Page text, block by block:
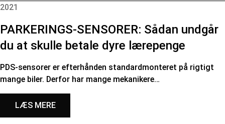
2021
PARKERINGS-SENSORER: Sådan undgår
du at skulle betale dyre lærepenge
PDS-sensorer er efterhånden standardmonteret på rigtigt
mange biler. Derfor har mange mekanikere…
LÆS MERE